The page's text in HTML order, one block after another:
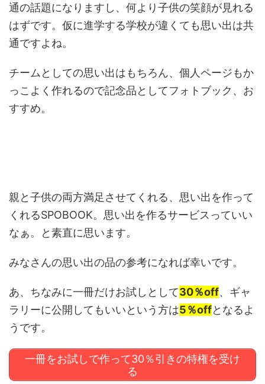
通の話題になりますし、何より子供の笑顔が見れる
はずです。仮に進学する学校が違くても思い出は共
通ですよね。
チームとしての思い出はもちろん、個人ページもか
っこよく作れるので記念品としてフォトブック、お
すすめ。
親と子供の両方満足させてくれる、思い出を作って
くれるSPOBOOK。思い出を作るサービスっていい
なぁ。と素直に思います。
みなさんの思い出の品の参考になれば幸いです。
あ、ちなみに一冊だけお試しとして30％off、ギャ
ラリーに公開してもいいという方は5％offとなるよ
うです。
一冊をお試しで作って30％引きの特権を受け
る